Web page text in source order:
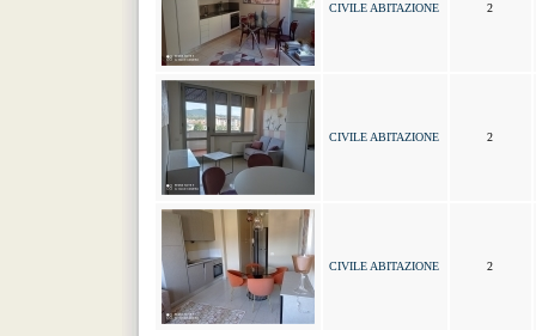
CIVILE ABITAZIONE 2
CIVILE ABITAZIONE 2
CIVILE ABITAZIONE 2